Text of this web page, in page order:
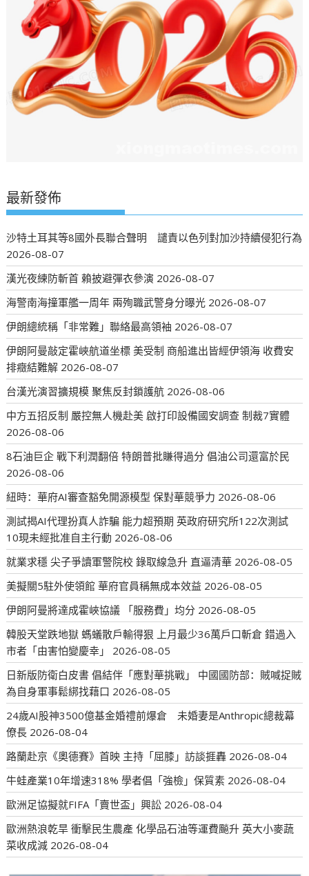
最新發佈
沙特土耳其等8國外長聯合聲明 譴責以色列對加沙持續侵犯行為
2026-08-07
漢光夜練防斬首 賴披避彈衣參演 2026-08-07
海警南海撞軍艦一周年 兩殉職武警身分曝光 2026-08-07
伊朗總統稱「非常難」聯絡最高領袖 2026-08-07
伊朗阿曼敲定霍峽航道坐標 美受制 商船進出皆經伊領海 收費安
排癥結難解 2026-08-07
台漢光演習擴規模 聚焦反封鎖護航 2026-08-06
中方五招反制 嚴控無人機赴美 啟打印設備國安調查 制裁7實體
2026-08-06
8石油巨企 戰下利潤翻倍 特朗普批賺得過分 倡油公司還富於民
2026-08-06
紐時：華府AI審查豁免開源模型 保對華競爭力 2026-08-06
測試揭AI代理扮真人詐騙 能力超預期 英政府研究所122次測試
10現未經批准自主行動 2026-08-06
就業求穩 尖子爭讀軍警院校 錄取線急升 直逼清華 2026-08-05
美擬關5駐外使領館 華府官員稱無成本效益 2026-08-05
伊朗阿曼將達成霍峽協議 「服務費」均分 2026-08-05
韓股天堂跌地獄 螞蟻散戶輸得狠 上月最少36萬戶口斬倉 錯過入
市者「由害怕變慶幸」
2026-08-05
日新版防衛白皮書 倡結伴「應對華挑戰」 中國國防部：賊喊捉賊
為自身軍事鬆綁找藉口 2026-08-05
24歲AI股神3500億基金婚禮前爆倉 未婚妻是Anthropic總裁幕
僚長 2026-08-04
路蘭赴京《奧德賽》首映 主持「屈膝」訪談捱轟 2026-08-04
牛蛙產業10年增速318% 學者倡「強檢」保質素 2026-08-04
歐洲足協擬就FIFA「賣世盃」興訟 2026-08-04
歐洲熱浪乾旱 衝擊民生農產 化學品石油等運費飈升 英大小麥蔬
菜收成減 2026-08-04